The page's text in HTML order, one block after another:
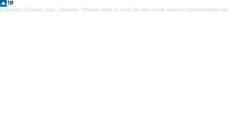
Copyright Thomas Vogt , Hinweis: Thomas Vogt ist nicht für den Inhalt externer Internetseiten